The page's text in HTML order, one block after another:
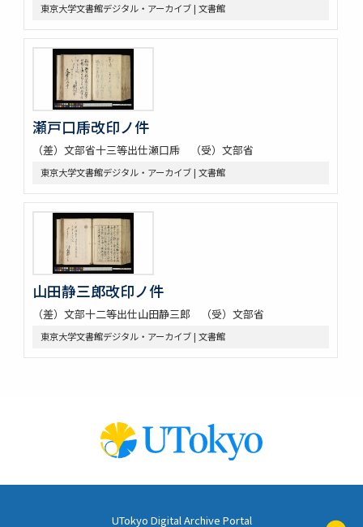
東京大学文書館デジタル・アーカイブ | 文書館
瀬戸口乕改印ノ件
（差）文部省十三等出仕瀬口乕 （受）文部省
東京大学文書館デジタル・アーカイブ | 文書館
山田静三郎改印ノ件
（差）文部十二等出仕山田静三郎 （受）文部省
東京大学文書館デジタル・アーカイブ | 文書館
UTokyo Digital Archive Portal